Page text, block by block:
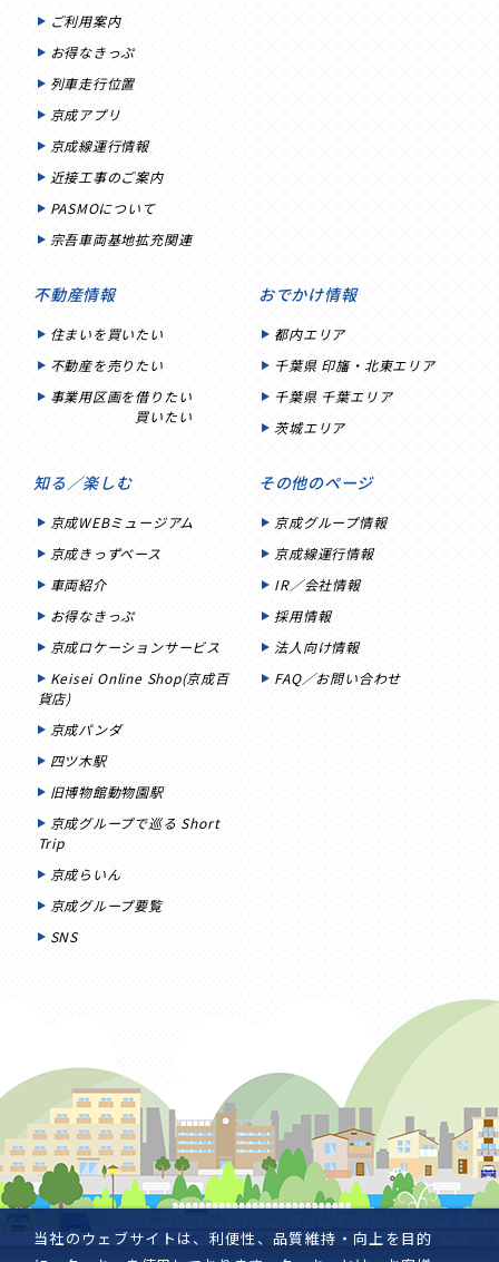
ご利用案内
お得なきっぷ
列車走行位置
京成アプリ
京成線運行情報
近接工事のご案内
PASMOについて
宗吾車両基地拡充関連
不動産情報
住まいを買いたい
不動産を売りたい
事業用区画を借りたい
買いたい
おでかけ情報
都内エリア
千葉県 印旛・北東エリア
千葉県 千葉エリア
茨城エリア
知る／楽しむ
京成WEBミュージアム
京成きっずベース
車両紹介
お得なきっぷ
京成ロケーションサービス
Keisei Online Shop(京成百
貨店)
京成パンダ
四ツ木駅
旧博物館動物園駅
京成グループで巡る Short
Trip
京成らいん
京成グループ要覧
SNS
その他のページ
京成グループ情報
京成線運行情報
IR／会社情報
採用情報
法人向け情報
FAQ／お問い合わせ
当社のウェブサイトは、利便性、品質維持・向上を目的